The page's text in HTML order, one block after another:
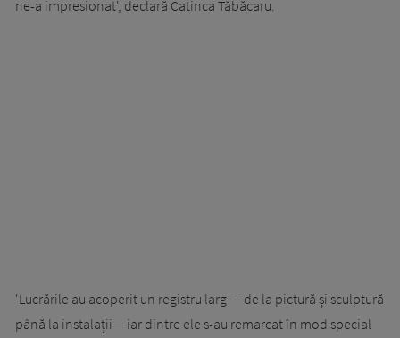
ne-a impresionat', declară Catinca Tăbăcaru.
'Lucrările au acoperit un registru larg — de la pictură și sculptură
până la instalații— iar dintre ele s-au remarcat în mod special